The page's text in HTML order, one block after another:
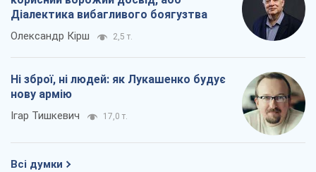
Діалектика вибагливого боягузтва
Олександр Кірш 2,5 т.
Ні зброї, ні людей: як Лукашенко будує
нову армію
Ігар Тишкевич 17,0 т.
Всі думки